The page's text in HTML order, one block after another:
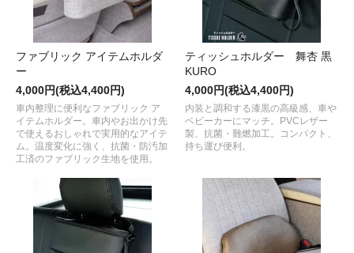
ファブリック アイテムホルダ
ー
4,000円(税込4,400円)
車内整理に便利なファブリック ア
イテムホルダー。車内やお出かけ先
で使えるおしゃれで実用的なアイテ
ム。温度変化に強く、抗菌・防汚加
工済のファブリック生地を使用。
ティッシュホルダー 舞杏 黒
KURO
4,000円(税込4,400円)
内装と調和する漆黒の高級感、車や
ベビーカーにマッチ。PVCレザー
製、抗菌・難燃加工。コンパクト、
持ち運び便利。